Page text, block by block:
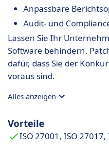
Anpassbare
Audit- und
Lassen Sie Ihr
Software behindern.
dafür, dass Sie der
voraus sind.
Alles anzeigen
Vorteile
ISO 27001, ISO 27017,